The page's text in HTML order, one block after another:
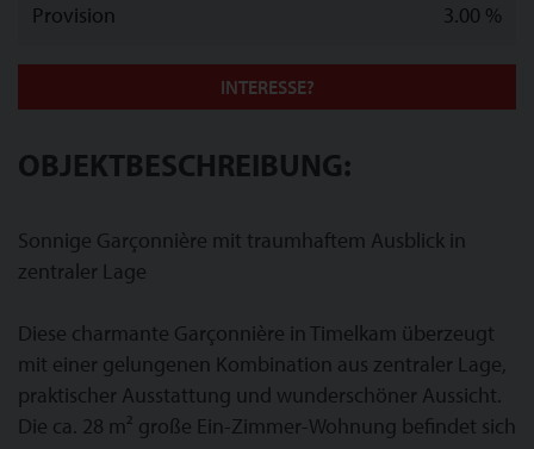
Provision 3.00 %
INTERESSE?
OBJEKTBESCHREIBUNG:
Sonnige Garçonnière mit traumhaftem Ausblick in
zentraler Lage
Diese charmante Garçonnière in Timelkam überzeugt
mit einer gelungenen Kombination aus zentraler Lage,
praktischer Ausstattung und wunderschöner Aussicht.
Die ca. 28 m² große Ein-Zimmer-Wohnung befindet sich